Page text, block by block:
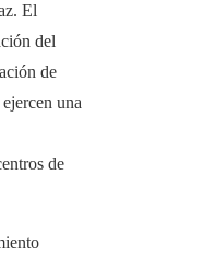
El
del
de
una
de